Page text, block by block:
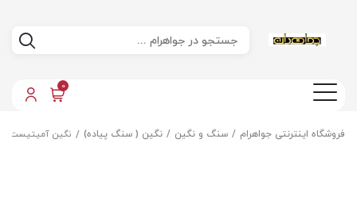
0
فروشگاه اینترنتی جواهرام سنگ و نگین نگین ( سنگ پیاده) نگین آمیتیست